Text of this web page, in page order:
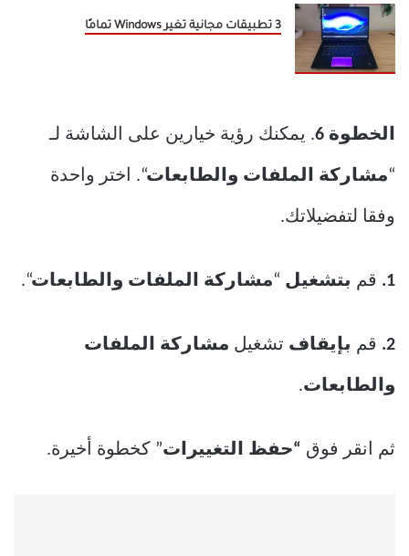
3 تطبيقات مجانية تغير Windows تمامًا
الخطوة 6 . يمكنك رؤية خيارين على الشاشة لـ
“مشاركة الملفات والطابعات“. اختر واحدة
وفقا لتفضيلاتك.
1. قم بتشغيل “مشاركة الملفات والطابعات“.
2. قم بإيقاف تشغيل مشاركة الملفات
والطابعات.
ثم انقر فوق “حفظ التغييرات” كخطوة أخيرة.